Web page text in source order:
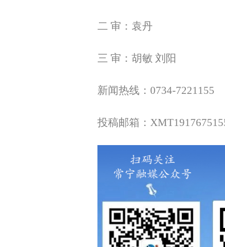
二 审：袁丹
三 审：胡敏 刘阳
新闻热线：0734-7221155
投稿邮箱：